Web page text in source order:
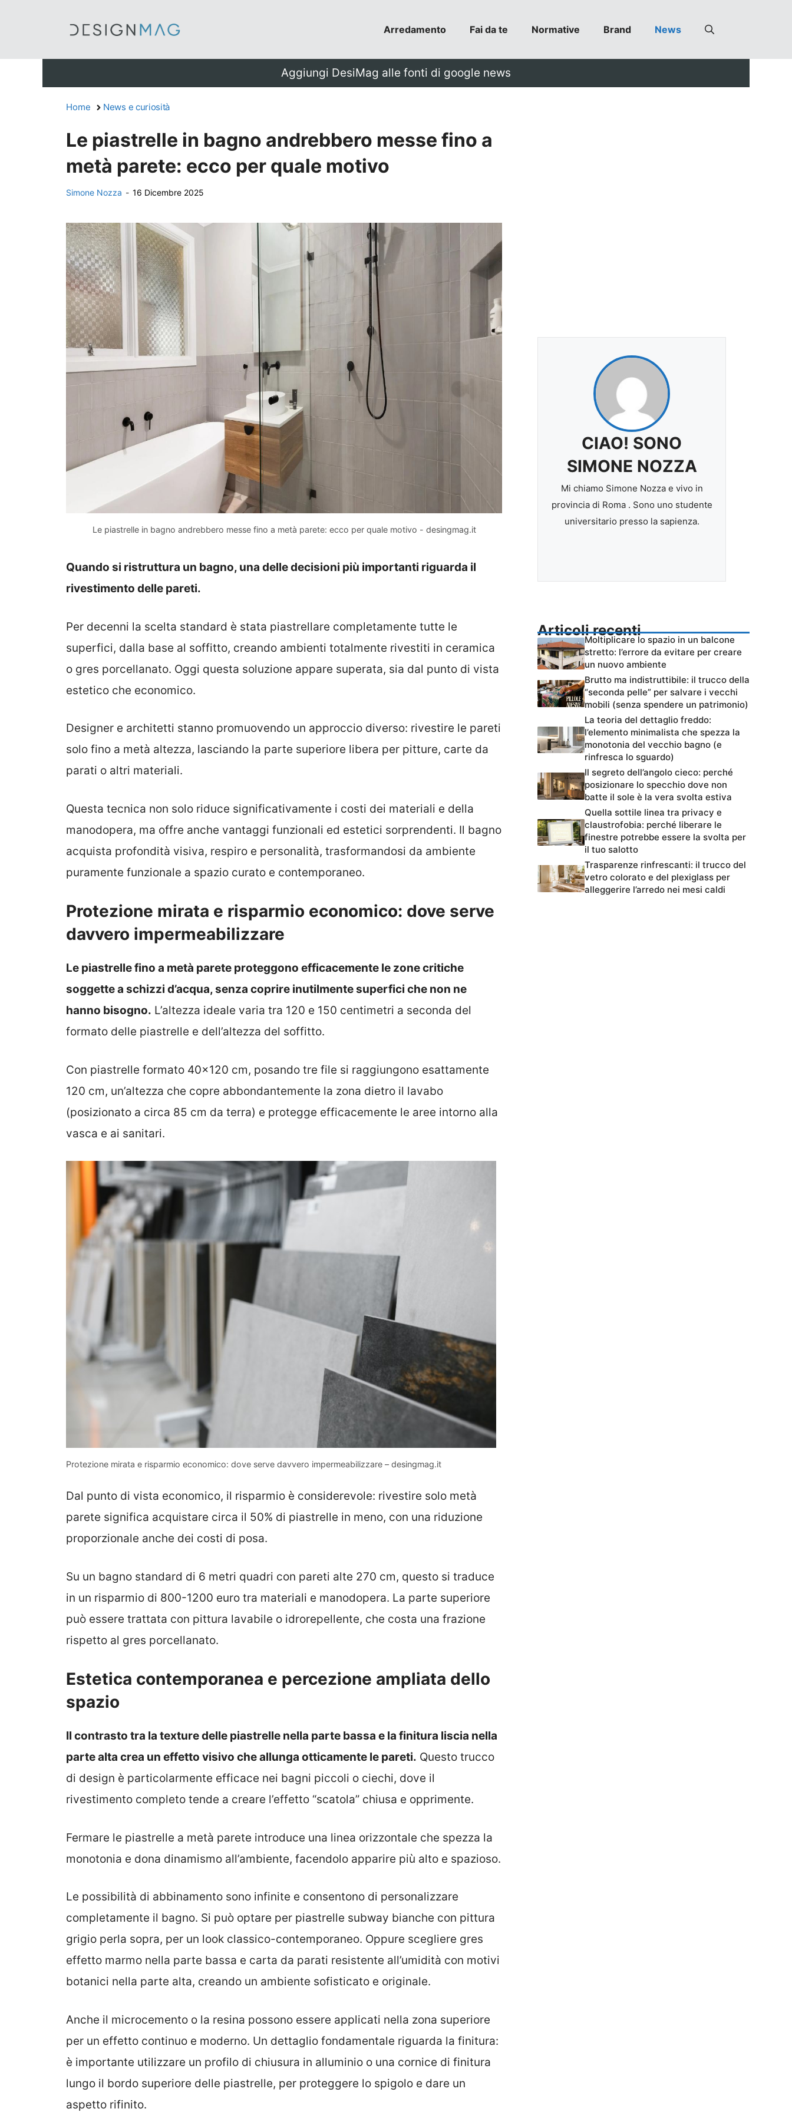
Arredamento Fai da te Normative Brand News
Aggiungi DesiMag alle fonti di google news
Home News e curiosità
Le piastrelle in bagno andrebbero messe fino a
metà parete: ecco per quale motivo
Simone Nozza - 16 Dicembre 2025
Le piastrelle in bagno andrebbero messe fino a metà parete: ecco per quale motivo - desingmag.it
Quando si ristruttura un bagno, una delle decisioni più importanti riguarda il
rivestimento delle pareti.
Per decenni la scelta standard è stata piastrellare completamente tutte le
superfici, dalla base al soffitto, creando ambienti totalmente rivestiti in ceramica
o gres porcellanato. Oggi questa soluzione appare superata, sia dal punto di vista
estetico che economico.
Designer e architetti stanno promuovendo un approccio diverso: rivestire le pareti
solo fino a metà altezza, lasciando la parte superiore libera per pitture, carte da
parati o altri materiali.
Questa tecnica non solo riduce significativamente i costi dei materiali e della
manodopera, ma offre anche vantaggi funzionali ed estetici sorprendenti. Il bagno
acquista profondità visiva, respiro e personalità, trasformandosi da ambiente
puramente funzionale a spazio curato e contemporaneo.
Protezione mirata e risparmio economico: dove serve
davvero impermeabilizzare
Le piastrelle fino a metà parete proteggono efficacemente le zone critiche
soggette a schizzi d’acqua, senza coprire inutilmente superfici che non ne
hanno bisogno. L’altezza ideale varia tra 120 e 150 centimetri a seconda del
formato delle piastrelle e dell’altezza del soffitto.
Con piastrelle formato 40×120 cm, posando tre file si raggiungono esattamente
120 cm, un’altezza che copre abbondantemente la zona dietro il lavabo
(posizionato a circa 85 cm da terra) e protegge efficacemente le aree intorno alla
vasca e ai sanitari.
Protezione mirata e risparmio economico: dove serve davvero impermeabilizzare – desingmag.it
Dal punto di vista economico, il risparmio è considerevole: rivestire solo metà
parete significa acquistare circa il 50% di piastrelle in meno, con una riduzione
proporzionale anche dei costi di posa.
Su un bagno standard di 6 metri quadri con pareti alte 270 cm, questo si traduce
in un risparmio di 800-1200 euro tra materiali e manodopera. La parte superiore
può essere trattata con pittura lavabile o idrorepellente, che costa una frazione
rispetto al gres porcellanato.
Estetica contemporanea e percezione ampliata dello
spazio
Il contrasto tra la texture delle piastrelle nella parte bassa e la finitura liscia nella
parte alta crea un effetto visivo che allunga otticamente le pareti. Questo trucco
di design è particolarmente efficace nei bagni piccoli o ciechi, dove il
rivestimento completo tende a creare l’effetto “scatola” chiusa e opprimente.
Fermare le piastrelle a metà parete introduce una linea orizzontale che spezza la
monotonia e dona dinamismo all’ambiente, facendolo apparire più alto e spazioso.
Le possibilità di abbinamento sono infinite e consentono di personalizzare
completamente il bagno. Si può optare per piastrelle subway bianche con pittura
grigio perla sopra, per un look classico-contemporaneo. Oppure scegliere gres
effetto marmo nella parte bassa e carta da parati resistente all’umidità con motivi
botanici nella parte alta, creando un ambiente sofisticato e originale.
Anche il microcemento o la resina possono essere applicati nella zona superiore
per un effetto continuo e moderno. Un dettaglio fondamentale riguarda la finitura:
è importante utilizzare un profilo di chiusura in alluminio o una cornice di finitura
lungo il bordo superiore delle piastrelle, per proteggere lo spigolo e dare un
aspetto rifinito.
CIAO! SONO
SIMONE NOZZA
Mi chiamo Simone Nozza e vivo in
provincia di Roma . Sono uno studente
universitario presso la sapienza.
Articoli recenti
Moltiplicare lo spazio in un balcone
stretto: l’errore da evitare per creare
un nuovo ambiente
Brutto ma indistruttibile: il trucco della
“seconda pelle” per salvare i vecchi
mobili (senza spendere un patrimonio)
La teoria del dettaglio freddo:
l’elemento minimalista che spezza la
monotonia del vecchio bagno (e
rinfresca lo sguardo)
Il segreto dell’angolo cieco: perché
posizionare lo specchio dove non
batte il sole è la vera svolta estiva
Quella sottile linea tra privacy e
claustrofobia: perché liberare le
finestre potrebbe essere la svolta per
il tuo salotto
Trasparenze rinfrescanti: il trucco del
vetro colorato e del plexiglass per
alleggerire l’arredo nei mesi caldi